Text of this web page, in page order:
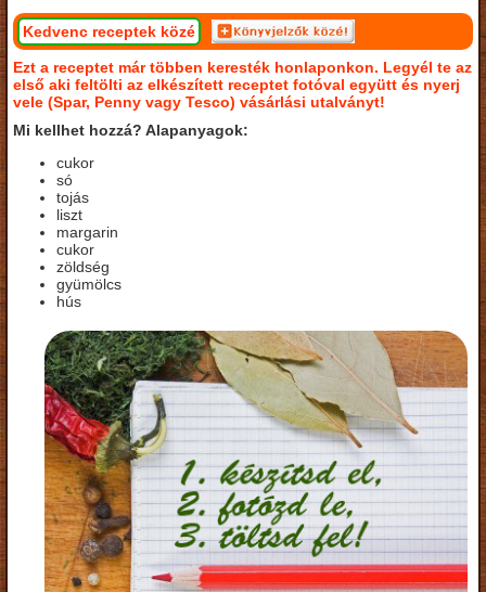
Kedvenc receptek közé
Ezt a receptet már többen keresték honlaponkon. Legyél te az
első aki feltölti az elkészített receptet fotóval együtt és nyerj
vele (Spar, Penny vagy Tesco) vásárlási utalványt!
Mi kellhet hozzá? Alapanyagok:
cukor
só
tojás
liszt
margarin
cukor
zöldség
gyümölcs
hús